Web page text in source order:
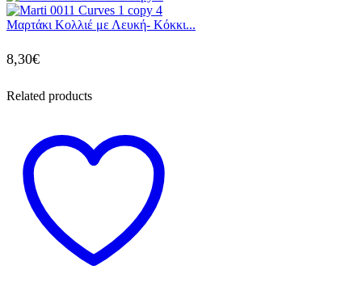
Μαρτάκι Κολλιέ με Λευκή- Κόκκι...
8,30€
Related products